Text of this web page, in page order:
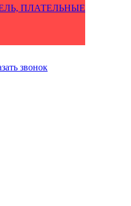
ПЛАТЕЛЬНЫЕ
звонок